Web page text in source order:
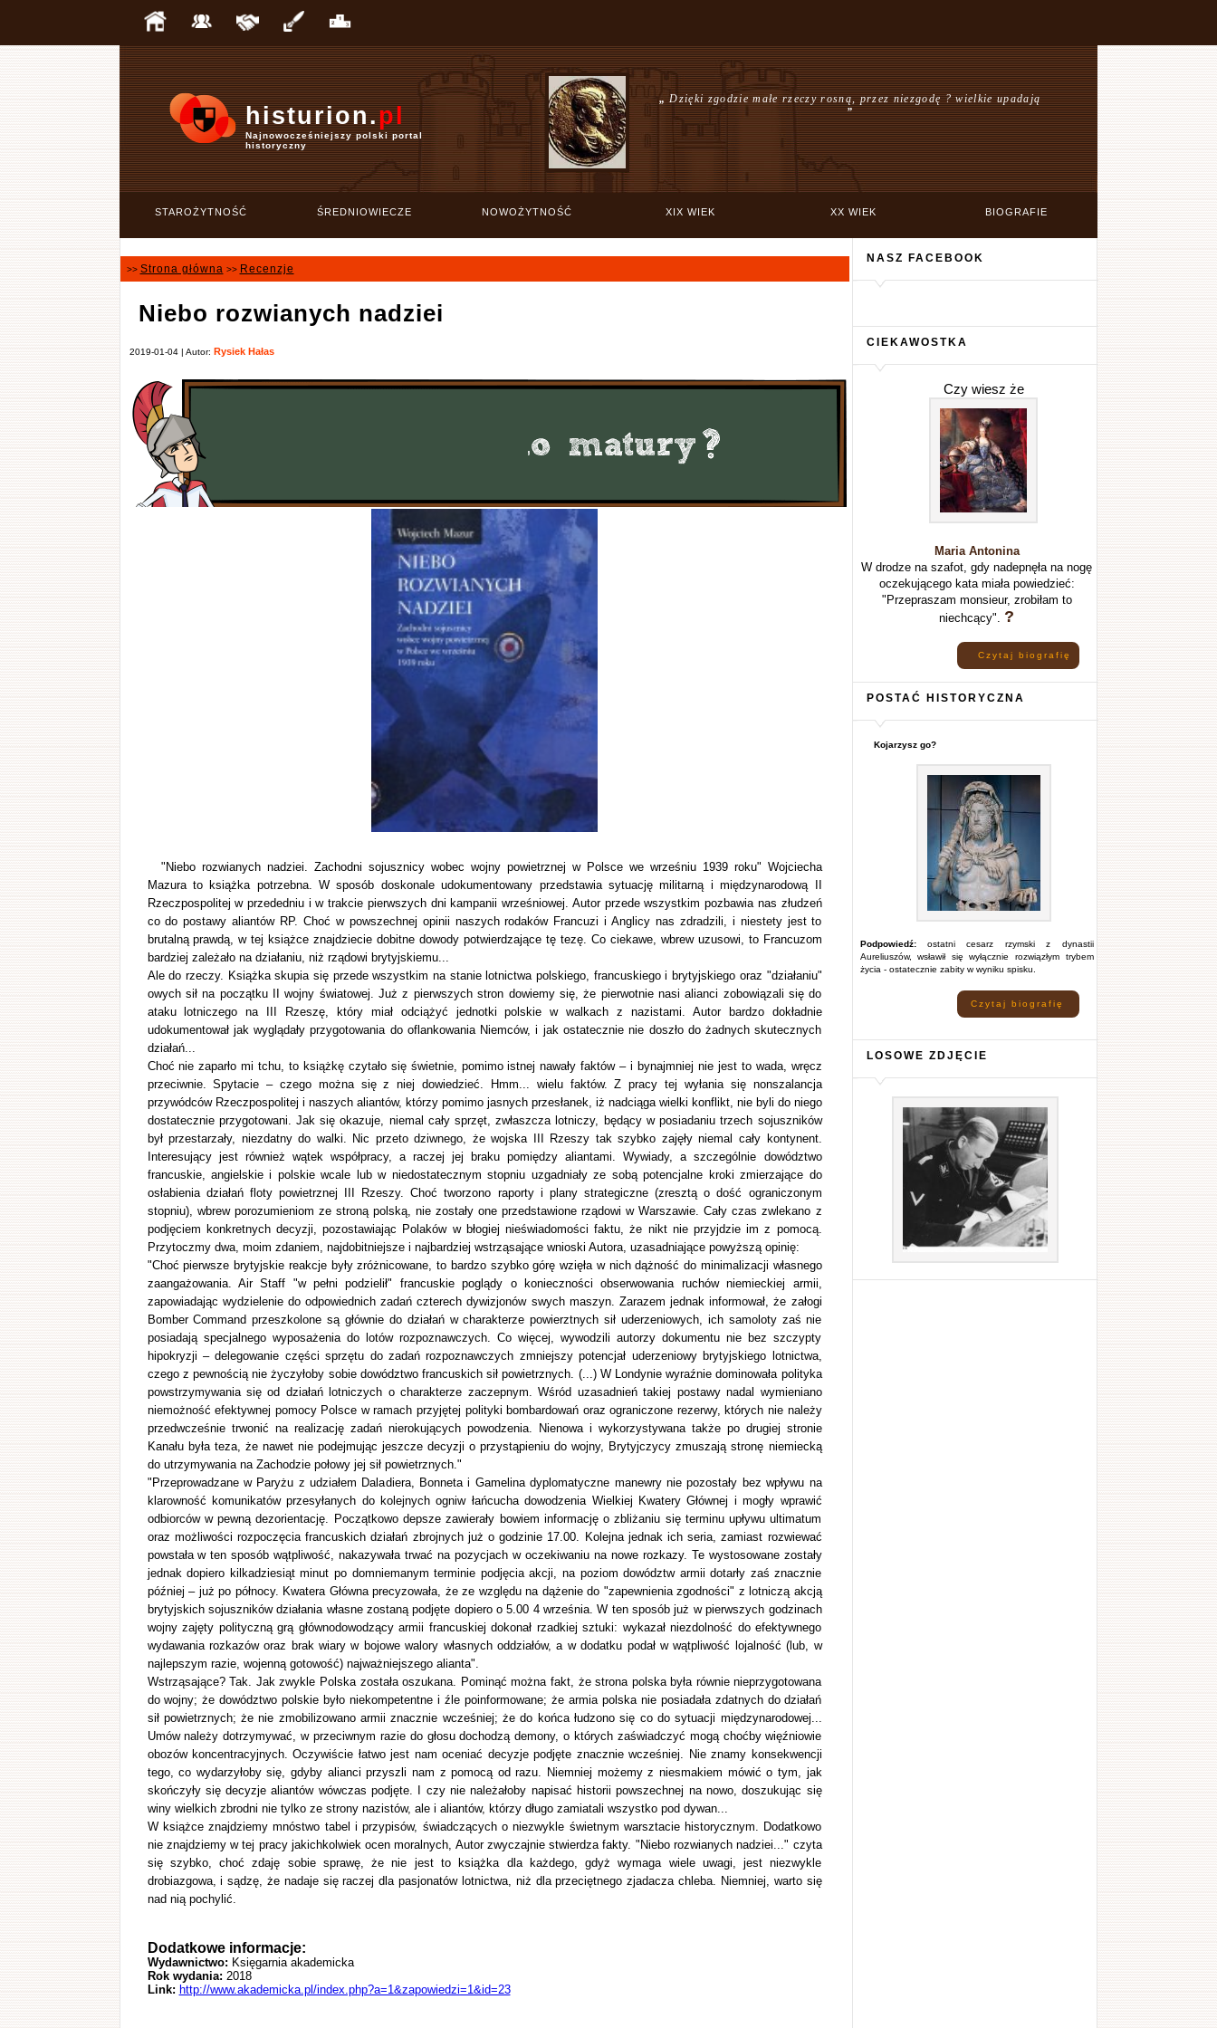
histurion.pl
Najnowocześniejszy polski portal
historyczny
„Dzięki zgodzie małe rzeczy rosną, przez niezgodę ? wielkie upadają
”
STAROŻYTNOŚĆ ŚREDNIOWIECZE NOWOŻYTNOŚĆ XIX WIEK XX WIEK BIOGRAFIE
>> Strona główna >> Recenzje
Niebo rozwianych nadziei
2019-01-04 | Autor: Rysiek Hałas
"Niebo rozwianych nadziei. Zachodni sojusznicy wobec wojny powietrznej w Polsce we wrześniu 1939 roku" Wojciecha
Mazura to książka potrzebna. W sposób doskonale udokumentowany przedstawia sytuację militarną i międzynarodową II
Rzeczpospolitej w przededniu i w trakcie pierwszych dni kampanii wrześniowej. Autor przede wszystkim pozbawia nas złudzeń
co do postawy aliantów RP. Choć w powszechnej opinii naszych rodaków Francuzi i Anglicy nas zdradzili, i niestety jest to
brutalną prawdą, w tej książce znajdziecie dobitne dowody potwierdzające tę tezę. Co ciekawe, wbrew uzusowi, to Francuzom
bardziej zależało na działaniu, niż rządowi brytyjskiemu...
Ale do rzeczy. Książka skupia się przede wszystkim na stanie lotnictwa polskiego, francuskiego i brytyjskiego oraz "działaniu"
owych sił na początku II wojny światowej. Już z pierwszych stron dowiemy się, że pierwotnie nasi alianci zobowiązali się do
ataku lotniczego na III Rzeszę, który miał odciążyć jednotki polskie w walkach z nazistami. Autor bardzo dokładnie
udokumentował jak wyglądały przygotowania do oflankowania Niemców, i jak ostatecznie nie doszło do żadnych skutecznych
działań...
Choć nie zaparło mi tchu, to książkę czytało się świetnie, pomimo istnej nawały faktów – i bynajmniej nie jest to wada, wręcz
przeciwnie. Spytacie – czego można się z niej dowiedzieć. Hmm... wielu faktów. Z pracy tej wyłania się nonszalancja
przywódców Rzeczpospolitej i naszych aliantów, którzy pomimo jasnych przesłanek, iż nadciąga wielki konflikt, nie byli do niego
dostatecznie przygotowani. Jak się okazuje, niemal cały sprzęt, zwłaszcza lotniczy, będący w posiadaniu trzech sojuszników
był przestarzały, niezdatny do walki. Nic przeto dziwnego, że wojska III Rzeszy tak szybko zajęły niemal cały kontynent.
Interesujący jest również wątek współpracy, a raczej jej braku pomiędzy aliantami. Wywiady, a szczególnie dowództwo
francuskie, angielskie i polskie wcale lub w niedostatecznym stopniu uzgadniały ze sobą potencjalne kroki zmierzające do
osłabienia działań floty powietrznej III Rzeszy. Choć tworzono raporty i plany strategiczne (zresztą o dość ograniczonym
stopniu), wbrew porozumieniom ze stroną polską, nie zostały one przedstawione rządowi w Warszawie. Cały czas zwlekano z
podjęciem konkretnych decyzji, pozostawiając Polaków w błogiej nieświadomości faktu, że nikt nie przyjdzie im z pomocą.
Przytoczmy dwa, moim zdaniem, najdobitniejsze i najbardziej wstrząsające wnioski Autora, uzasadniające powyższą opinię:
"Choć pierwsze brytyjskie reakcje były zróżnicowane, to bardzo szybko górę wzięła w nich dążność do minimalizacji własnego
zaangażowania. Air Staff "w pełni podzielił" francuskie poglądy o konieczności obserwowania ruchów niemieckiej armii,
zapowiadając wydzielenie do odpowiednich zadań czterech dywizjonów swych maszyn. Zarazem jednak informował, że załogi
Bomber Command przeszkolone są głównie do działań w charakterze powierztnych sił uderzeniowych, ich samoloty zaś nie
posiadają specjalnego wyposażenia do lotów rozpoznawczych. Co więcej, wywodzili autorzy dokumentu nie bez szczypty
hipokryzji – delegowanie części sprzętu do zadań rozpoznawczych zmniejszy potencjał uderzeniowy brytyjskiego lotnictwa,
czego z pewnością nie życzyłoby sobie dowództwo francuskich sił powietrznych. (...) W Londynie wyraźnie dominowała polityka
powstrzymywania się od działań lotniczych o charakterze zaczepnym. Wśród uzasadnień takiej postawy nadal wymieniano
niemożność efektywnej pomocy Polsce w ramach przyjętej polityki bombardowań oraz ograniczone rezerwy, których nie należy
przedwcześnie trwonić na realizację zadań nierokujących powodzenia. Nienowa i wykorzystywana także po drugiej stronie
Kanału była teza, że nawet nie podejmując jeszcze decyzji o przystąpieniu do wojny, Brytyjczycy zmuszają stronę niemiecką
do utrzymywania na Zachodzie połowy jej sił powietrznych."
"Przeprowadzane w Paryżu z udziałem Daladiera, Bonneta i Gamelina dyplomatyczne manewry nie pozostały bez wpływu na
klarowność komunikatów przesyłanych do kolejnych ogniw łańcucha dowodzenia Wielkiej Kwatery Głównej i mogły wprawić
odbiorców w pewną dezorientację. Początkowo depsze zawierały bowiem informację o zbliżaniu się terminu upływu ultimatum
oraz możliwości rozpoczęcia francuskich działań zbrojnych już o godzinie 17.00. Kolejna jednak ich seria, zamiast rozwiewać
powstała w ten sposób wątpliwość, nakazywała trwać na pozycjach w oczekiwaniu na nowe rozkazy. Te wystosowane zostały
jednak dopiero kilkadziesiąt minut po domniemanym terminie podjęcia akcji, na poziom dowództw armii dotarły zaś znacznie
później – już po północy. Kwatera Główna precyzowała, że ze względu na dążenie do "zapewnienia zgodności" z lotniczą akcją
brytyjskich sojuszników działania własne zostaną podjęte dopiero o 5.00 4 września. W ten sposób już w pierwszych godzinach
wojny zajęty polityczną grą głównodowodzący armii francuskiej dokonał rzadkiej sztuki: wykazał niezdolność do efektywnego
wydawania rozkazów oraz brak wiary w bojowe walory własnych oddziałów, a w dodatku podał w wątpliwość lojalność (lub, w
najlepszym razie, wojenną gotowość) najważniejszego alianta".
Wstrząsające? Tak. Jak zwykle Polska została oszukana. Pominąć można fakt, że strona polska była równie nieprzygotowana
do wojny; że dowództwo polskie było niekompetentne i źle poinformowane; że armia polska nie posiadała zdatnych do działań
sił powietrznych; że nie zmobilizowano armii znacznie wcześniej; że do końca łudzono się co do sytuacji międzynarodowej...
Umów należy dotrzymywać, w przeciwnym razie do głosu dochodzą demony, o których zaświadczyć mogą choćby więźniowie
obozów koncentracyjnych. Oczywiście łatwo jest nam oceniać decyzje podjęte znacznie wcześniej. Nie znamy konsekwencji
tego, co wydarzyłoby się, gdyby alianci przyszli nam z pomocą od razu. Niemniej możemy z niesmakiem mówić o tym, jak
skończyły się decyzje aliantów wówczas podjęte. I czy nie należałoby napisać historii powszechnej na nowo, doszukując się
winy wielkich zbrodni nie tylko ze strony nazistów, ale i aliantów, którzy długo zamiatali wszystko pod dywan...
W książce znajdziemy mnóstwo tabel i przypisów, świadczących o niezwykle świetnym warsztacie historycznym. Dodatkowo
nie znajdziemy w tej pracy jakichkolwiek ocen moralnych, Autor zwyczajnie stwierdza fakty. "Niebo rozwianych nadziei..." czyta
się szybko, choć zdaję sobie sprawę, że nie jest to książka dla każdego, gdyż wymaga wiele uwagi, jest niezwykle
drobiazgowa, i sądzę, że nadaje się raczej dla pasjonatów lotnictwa, niż dla przeciętnego zjadacza chleba. Niemniej, warto się
nad nią pochylić.
Dodatkowe informacje:
Wydawnictwo: Księgarnia akademicka
Rok wydania: 2018
Link: http://www.akademicka.pl/index.php?a=1&zapowiedzi=1&id=23
NASZ FACEBOOK
CIEKAWOSTKA
Czy wiesz że
Maria Antonina
W drodze na szafot, gdy nadepnęła na nogę
oczekującego kata miała powiedzieć:
"Przepraszam monsieur, zrobiłam to
niechcący". ?
Czytaj biografię
POSTAĆ HISTORYCZNA
Kojarzysz go?
Podpowiedź:ostatni cesarz rzymski z dynastii
Aureliuszów, wsławił się wyłącznie rozwiązłym trybem
życia - ostatecznie zabity w wyniku spisku.
Czytaj biografię
LOSOWE ZDJĘCIE